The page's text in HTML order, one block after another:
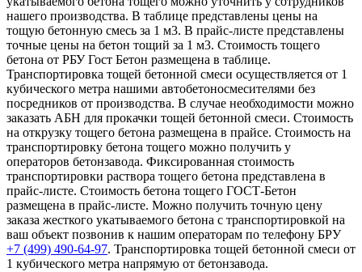
нашего производства. В таблице представлены цены на
тощую бетонную смесь за 1 м3. В прайс-листе представлены
точные цены на бетон тощий за 1 м3. Стоимость тощего
бетона от РБУ Гост Бетон размещена в таблице.
Транспортировка тощей бетонной смеси осуществляется от 1
кубического метра нашими автобетоносмесителями без
посредников от производства. В случае необходимости можно
заказать АБН для прокачки тощей бетонной смеси. Стоимость
на открузку тощего бетона размещена в прайсе. Стоимость на
транспортировку бетона тощего можно получить у
операторов бетонзавода. Фиксированная стоимость
транспортировки раствора тощего бетона представлена в
прайс-листе. Стоимость бетона тощего ГОСТ-Бетон
размещена в прайс-листе. Можно получить точную цену
заказа жесткого укатываемого бетона с транспортировкой на
ваш объект позвонив к нашим операторам по телефону БРУ
+7 (499) 490-64-97. Транспортировка тощей бетонной смеси от
1 кубического метра напрямую от бетонзавода.